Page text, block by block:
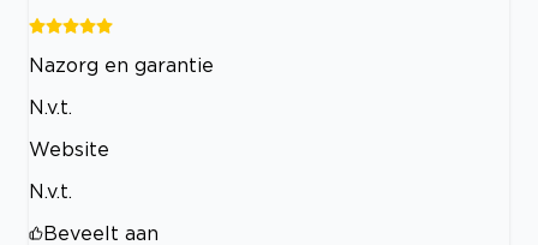
Nazorg en garantie
N.v.t.
Website
N.v.t.
Beveelt aan